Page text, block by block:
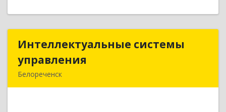
Интеллектуальные системы
управления
Белореченск
Интеллектуальные системы